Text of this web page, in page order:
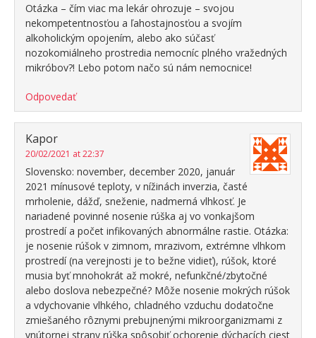
Otázka – čím viac ma lekár ohrozuje – svojou
nekompetentnosťou a ľahostajnosťou a svojím
alkoholickým opojením, alebo ako súčasť
nozokomiálneho prostredia nemocníc plného vražedných
mikróbov?! Lebo potom načo sú nám nemocnice!
Odpovedať
Kapor
20/02/2021 at 22:37
Slovensko: november, december 2020, január
2021 mínusové teploty, v nížinách inverzia, časté
mrholenie, dážď, sneženie, nadmerná vlhkosť. Je
nariadené povinné nosenie rúška aj vo vonkajšom
prostredí a počet infikovaných abnormálne rastie. Otázka:
je nosenie rúšok v zimnom, mrazivom, extrémne vlhkom
prostredí (na verejnosti je to bežne vidieť), rúšok, ktoré
musia byť mnohokrát až mokré, nefunkčné/zbytočné
alebo doslova nebezpečné? Môže nosenie mokrých rúšok
a vdychovanie vlhkého, chladného vzduchu dodatočne
zmiešaného rôznymi prebujnenými mikroorganizmami z
vnútornej strany rúška spôsobiť ochorenie dýchacích ciest